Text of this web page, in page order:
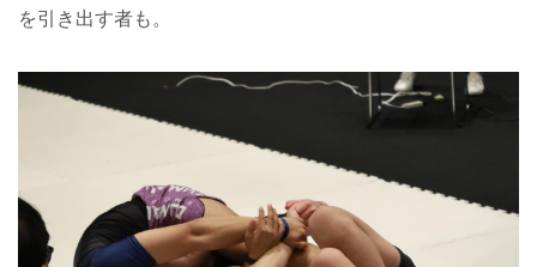
を引き出す者も。